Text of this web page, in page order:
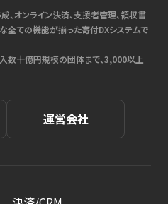
、オンライン決済、支援者管理、領収書
全ての機能が揃った寄付DXシステムで
数十億円規模の団体まで、3,000以上
運営会社